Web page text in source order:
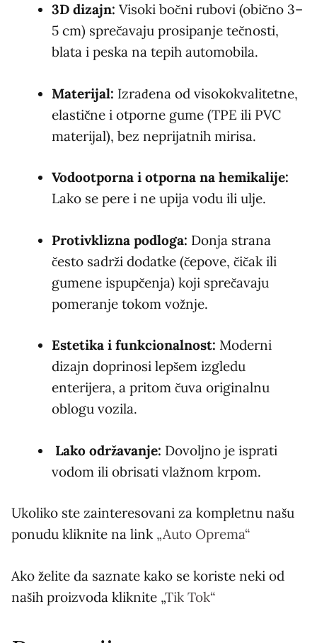
3D dizajn: Visoki bočni rubovi (obično 3–
5 cm) sprečavaju prosipanje tečnosti,
blata i peska na tepih automobila.
Materijal: Izrađena od visokokvalitetne,
elastične i otporne gume (TPE ili PVC
materijal), bez neprijatnih mirisa.
Vodootporna i otporna na hemikalije:
Lako se pere i ne upija vodu ili ulje.
Protivklizna podloga: Donja strana
često sadrži dodatke (čepove, čičak ili
gumene ispupčenja) koji sprečavaju
pomeranje tokom vožnje.
Estetika i funkcionalnost: Moderni
dizajn doprinosi lepšem izgledu
enterijera, a pritom čuva originalnu
oblogu vozila.
Lako održavanje: Dovoljno je isprati
vodom ili obrisati vlažnom krpom.
Ukoliko ste zainteresovani za kompletnu našu
ponudu kliknite na link „Auto Oprema“​
Ako želite da saznate kako se koriste neki od
naših proizvoda kliknite „Tik Tok“